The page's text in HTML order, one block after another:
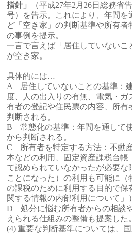
指針」
（平成27年2月26日総務省
号）を告示。これにより、年間を
ど「空き家」の判断基準や所有
の事例を提示。
一言で言えば「居住していないこ
が空き家。
具体的には…
A 居住していないことの基準：
度、人の出入りの有無、電気・
有者の登記や住民票の内容、所有
判断される。
B 常態化の基準：年間を通して
から判断される。
C 所有者を特定する方法：不動
本などの利用、固定資産課税台帳
て認められていなかったが必要な
ことになった）の利用も可能に（
の課税のために利用する目的で保
関する情報の内部利用について」）
D 処分に悩む所有者からの相談
えられる仕組みの整備も提案した。
(4) 重要な判断基準については、